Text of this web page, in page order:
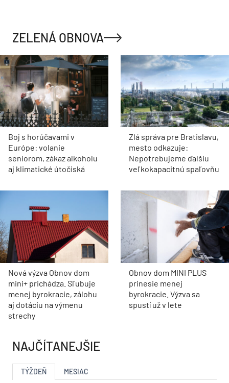
ZELENÁ OBNOVA
Boj s horúčavami v
Európe: volanie
seniorom, zákaz alkoholu
aj klimatické útočiská
Zlá správa pre Bratislavu,
mesto odkazuje:
Nepotrebujeme ďalšiu
veľkokapacitnú spaľovňu
Nová výzva Obnov dom
mini+ prichádza. Sľubuje
menej byrokracie, zálohu
aj dotáciu na výmenu
strechy
Obnov dom MINI PLUS
prinesie menej
byrokracie. Výzva sa
spustí už v lete
NAJČÍTANEJŠIE
TÝŽDEŇ MESIAC